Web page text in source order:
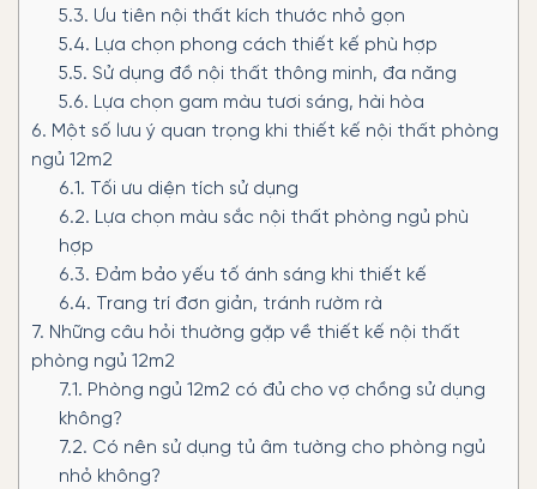
5.3. Ưu tiên nội thất kích thước nhỏ gọn
5.4. Lựa chọn phong cách thiết kế phù hợp
5.5. Sử dụng đồ nội thất thông minh, đa năng
5.6. Lựa chọn gam màu tươi sáng, hài hòa
6. Một số lưu ý quan trọng khi thiết kế nội thất phòng
ngủ 12m2
6.1. Tối ưu diện tích sử dụng
6.2. Lựa chọn màu sắc nội thất phòng ngủ phù
hợp
6.3. Đảm bảo yếu tố ánh sáng khi thiết kế
6.4. Trang trí đơn giản, tránh rườm rà
7. Những câu hỏi thường gặp về thiết kế nội thất
phòng ngủ 12m2
7.1. Phòng ngủ 12m2 có đủ cho vợ chồng sử dụng
không?
7.2. Có nên sử dụng tủ âm tường cho phòng ngủ
nhỏ không?